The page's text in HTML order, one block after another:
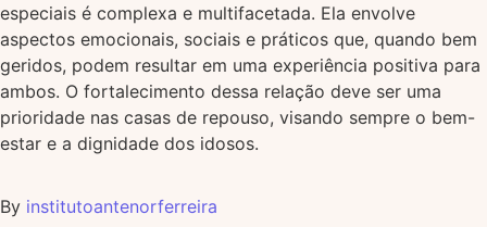
especiais é complexa e multifacetada. Ela envolve
aspectos emocionais, sociais e práticos que, quando bem
geridos, podem resultar em uma experiência positiva para
ambos. O fortalecimento dessa relação deve ser uma
prioridade nas casas de repouso, visando sempre o bem-
estar e a dignidade dos idosos.
By institutoantenorferreira